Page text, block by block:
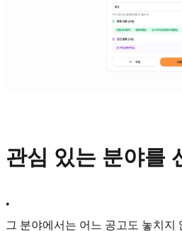
관심 있는 분야를
•
그 분야에서는 어느 공고도 놓치지